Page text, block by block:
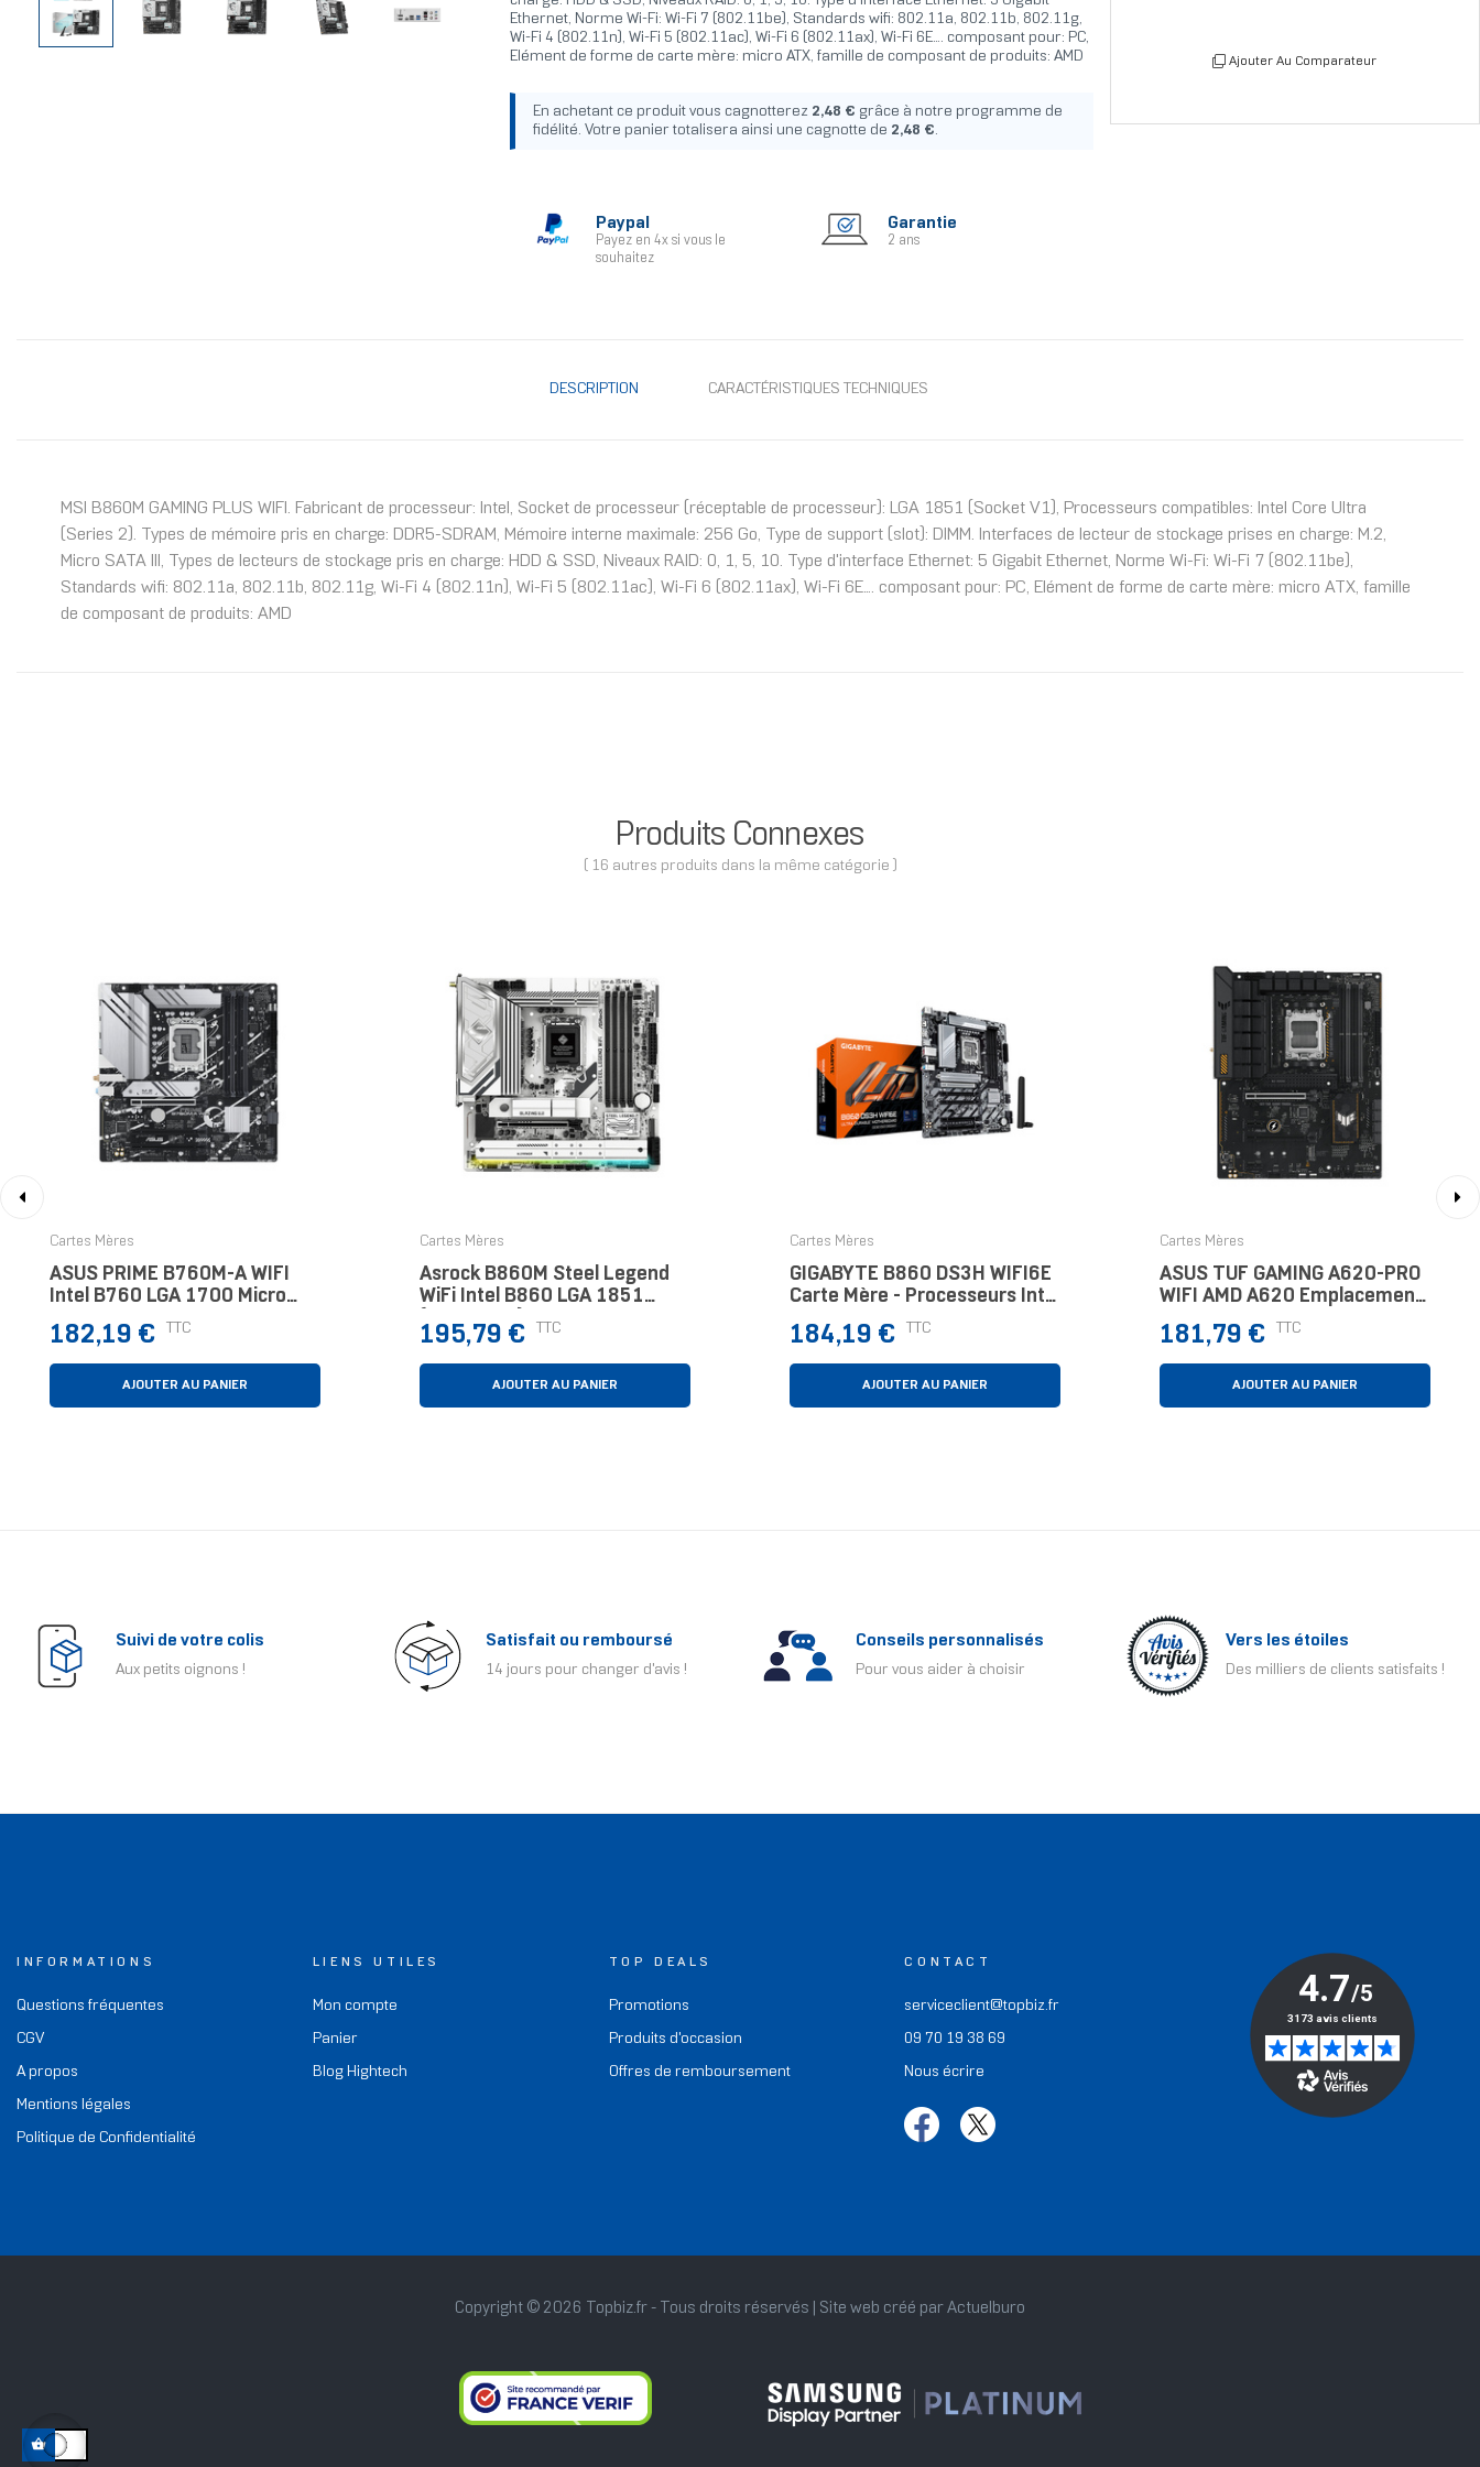
Ethernet, Norme Wi-Fi: Wi-Fi 7 (802.11be), Standards wifi: 802.11a, 802.11b, 802.11g,
Wi-Fi 4 (802.11n), Wi-Fi 5 (802.11ac), Wi-Fi 6 (802.11ax), Wi-Fi 6E.... composant pour: PC,
Elément de forme de carte mère: micro ATX, famille de composant de produits: AMD
En achetant ce produit vous cagnotterez 2,48 € grâce à notre programme de
fidélité. Votre panier totalisera ainsi une cagnotte de 2,48 €.
Paypal
Payez en 4x si vous le
souhaitez
Garantie
2 ans
Ajouter Au Comparateur
DESCRIPTION CARACTÉRISTIQUES TECHNIQUES
MSI B860M GAMING PLUS WIFI. Fabricant de processeur: Intel, Socket de processeur (réceptable de processeur): LGA 1851 (Socket V1), Processeurs compatibles: Intel Core Ultra
(Series 2). Types de mémoire pris en charge: DDR5-SDRAM, Mémoire interne maximale: 256 Go, Type de support (slot): DIMM. Interfaces de lecteur de stockage prises en charge: M.2,
Micro SATA III, Types de lecteurs de stockage pris en charge: HDD & SSD, Niveaux RAID: 0, 1, 5, 10. Type d'interface Ethernet: 5 Gigabit Ethernet, Norme Wi-Fi: Wi-Fi 7 (802.11be),
Standards wifi: 802.11a, 802.11b, 802.11g, Wi-Fi 4 (802.11n), Wi-Fi 5 (802.11ac), Wi-Fi 6 (802.11ax), Wi-Fi 6E.... composant pour: PC, Elément de forme de carte mère: micro ATX, famille
de composant de produits: AMD
Produits Connexes
( 16 autres produits dans la même catégorie )
Cartes Mères
ASUS PRIME B760M-A WIFI
Intel B760 LGA 1700 Micro
Prix
182,19 € TTC
AJOUTER AU PANIER
Cartes Mères
Asrock B860M Steel Legend
WiFi Intel B860 LGA 1851
(Socket V1) Micro ATX
Prix
195,79 € TTC
AJOUTER AU PANIER
Cartes Mères
GIGABYTE B860 DS3H WIFI6E
Carte Mère - Processeurs Intel
Core Ultra, VRM 8+1+2+2
Phases, Jusqu'à 9066MHz
DDR5, 1xPCIe 5.0 + 1xPC
Prix
184,19 € TTC
AJOUTER AU PANIER
Cartes Mères
ASUS TUF GAMING A620-PRO
WIFI AMD A620 Emplacement
Prix
181,79 € TTC
AJOUTER AU PANIER
Suivi de votre colis
Aux petits oignons !
Satisfait ou remboursé
14 jours pour changer d'avis !
Conseils personnalisés
Pour vous aider à choisir
Vers les étoiles
Des milliers de clients satisfaits !
INFORMATIONS
Questions fréquentes
CGV
A propos
Mentions légales
Politique de Confidentialité
LIENS UTILES
Mon compte
Panier
Blog Hightech
TOP DEALS
Promotions
Produits d'occasion
Offres de remboursement
CONTACT
serviceclient@topbiz.fr
09 70 19 38 69
Nous écrire
Copyright © 2026 Topbiz.fr - Tous droits réservés | Site web créé par Actuelburo